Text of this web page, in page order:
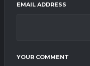
EMAIL ADDRESS
YOUR COMMENT